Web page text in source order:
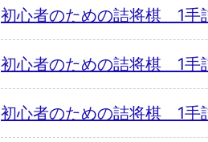
初心者のための詰将棋 1
初心者のための詰将棋 1
初心者のための詰将棋 1